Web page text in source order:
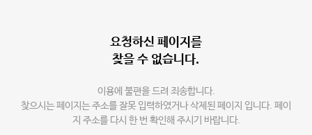
요청하신 페이지를
찾을 수 없습니다.
이용에 불편을 드려 죄송합니다.
찾으시는 페이지는 주소를 잘못 입력하였거나 삭제된 페이지 입니다. 페이
지 주소를 다시 한 번 확인해 주시기 바랍니다.